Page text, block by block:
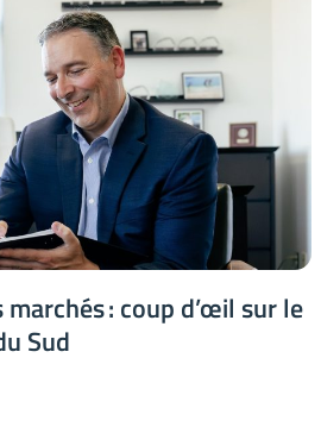
: coup d’œil sur le
Sud